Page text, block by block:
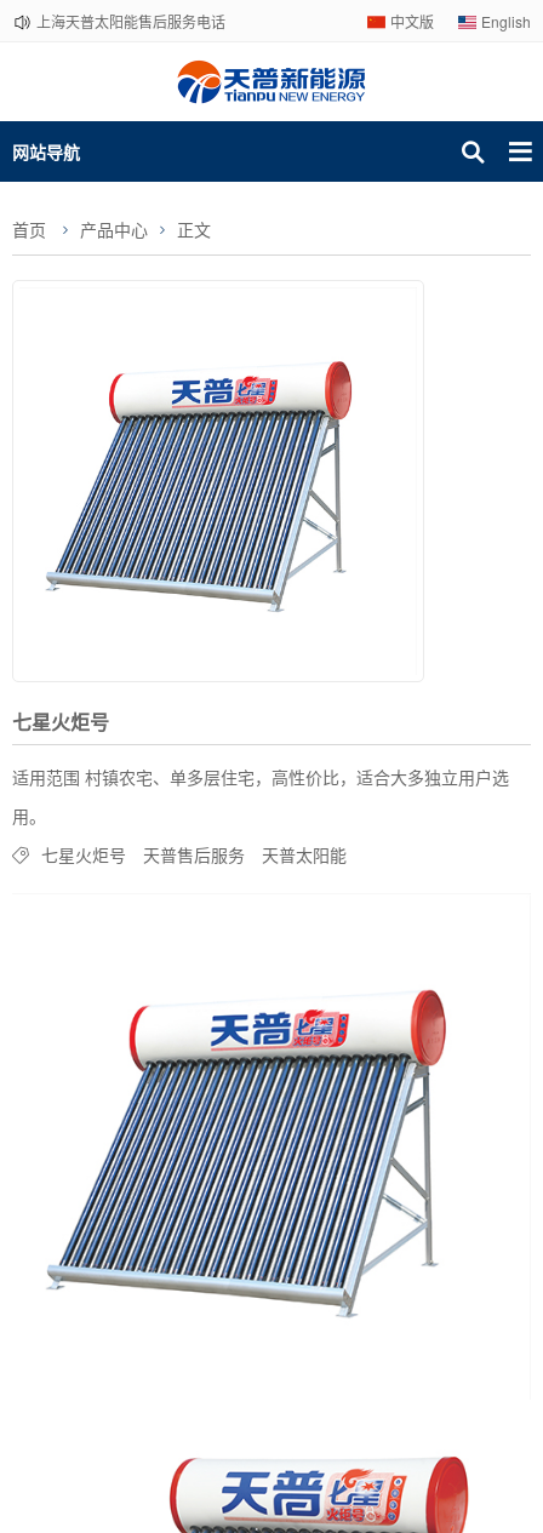
上海天普太阳能售后服务电话 中文版 English
网站导航
首页 产品中心 正文
七星火炬号
适用范围 村镇农宅、单多层住宅，高性价比，适合大多独立用户选
用。
七星火炬号
天普售后服务 天普太阳能